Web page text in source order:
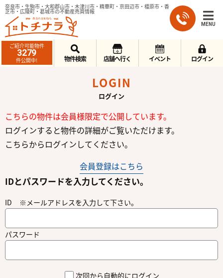
奈良市・生駒市・大和郡山市・木津川市・精華町・京田辺市・橿原市・香
芝市・広陵町・葛城市の不動産売買情報
MENU
ご紹介可能物件
3279
件公開中! 物件検索 店舗へ行く イベント ログイン
LOGIN
ログイン
こちらの物件は会員様限定で公開しています。
ログインすると物件の詳細がご覧いただけます。
こちらからログインしてください。
会員登録はこちら
IDとパスワードを入力してください。
ID ※メールアドレスを入力して下さい。
パスワード
次回から自動的にログイン